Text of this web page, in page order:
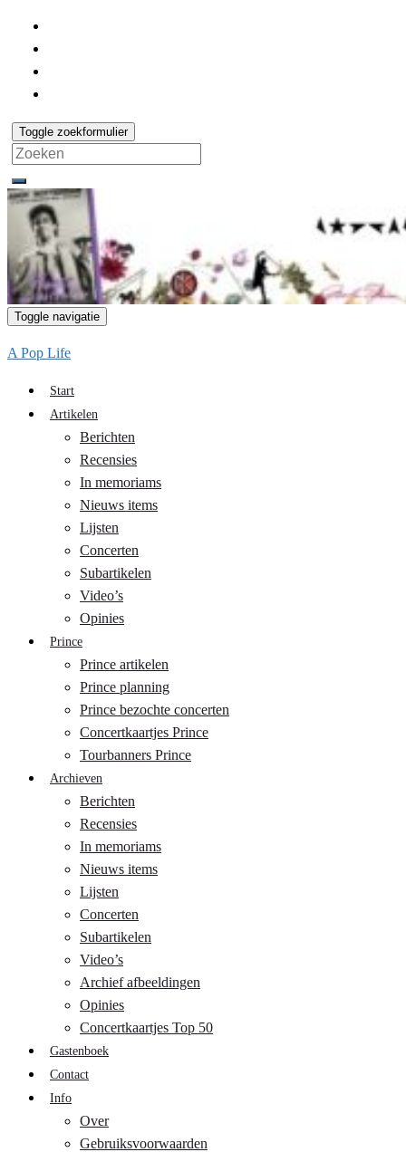
Toggle zoekformulier
Search
for:
Toggle navigatie
A Pop Life
Start
Artikelen
Berichten
Recensies
In memoriams
Nieuws items
Lijsten
Concerten
Subartikelen
Video’s
Opinies
Prince
Prince artikelen
Prince planning
Prince bezochte concerten
Concertkaartjes Prince
Tourbanners Prince
Archieven
Berichten
Recensies
In memoriams
Nieuws items
Lijsten
Concerten
Subartikelen
Video’s
Archief afbeeldingen
Opinies
Concertkaartjes Top 50
Gastenboek
Contact
Info
Over
Gebruiksvoorwaarden